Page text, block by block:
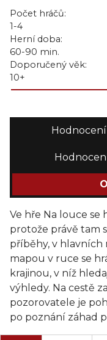
Počet hráčů:
1-4
Herní doba:
60-90 min.
Doporučený věk:
10+
Ve hře Na louce se
protože právě tam
příběhy, v hlavních
mapou v ruce se
krajinou, v níž
výhledy. Na cestě
pozorovatele je
po poznání záhad